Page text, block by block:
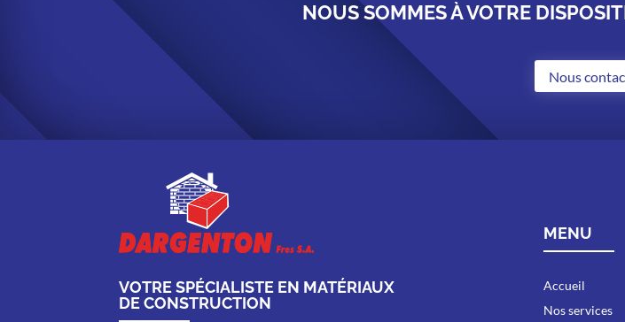
NOUS SOMMES À VOTRE
Nous
VOTRE SPÉCIALISTE EN MATÉRIAUX
DE CONSTRUCTION
MENU
Accueil
Nos services